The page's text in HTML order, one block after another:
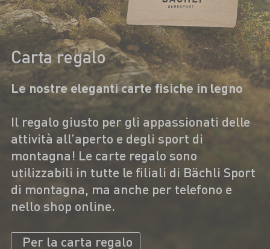
Carta regalo
Le nostre eleganti carte fisiche in legno
Il regalo giusto per gli appassionati delle
attività all’aperto e degli sport di
montagna! Le carte regalo sono
utilizzabili in tutte le filiali di Bächli Sport
di montagna, ma anche per telefono e
nello shop online.
Per la carta regalo